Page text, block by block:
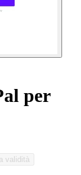
per
validità